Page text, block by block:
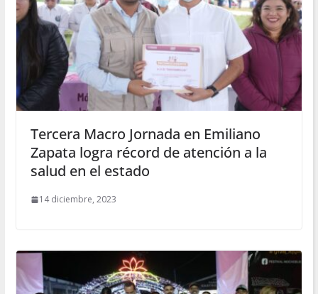
Tercera Macro Jornada en Emiliano
Zapata logra récord de atención a la
salud en el estado
14 diciembre, 2023